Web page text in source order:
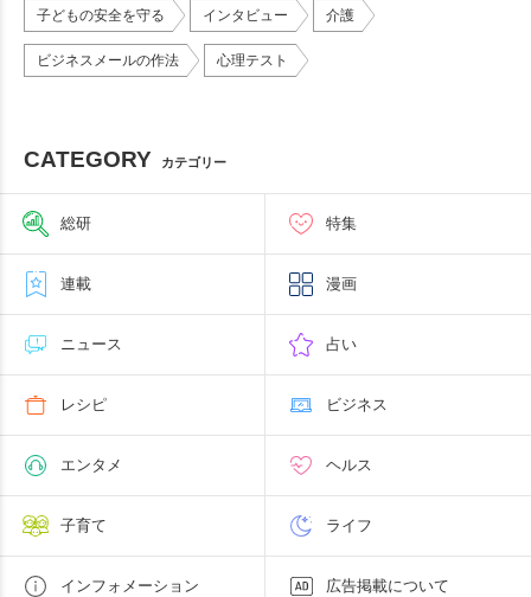
子どもの安全を守る インタビュー 介護
ビジネスメールの作法 心理テスト
CATEGORY カテゴリー
総研 特集
連載 漫画
ニュース 占い
レシピ ビジネス
エンタメ ヘルス
子育て ライフ
インフォメーション 広告掲載について